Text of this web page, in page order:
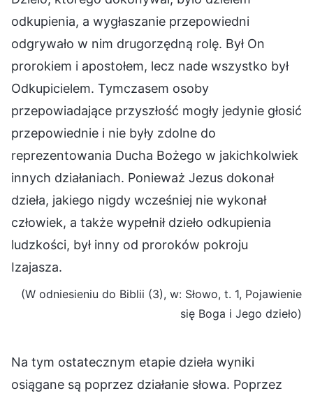
odkupienia, a wygłaszanie przepowiedni
odgrywało w nim drugorzędną rolę. Był On
prorokiem i apostołem, lecz nade wszystko był
Odkupicielem. Tymczasem osoby
przepowiadające przyszłość mogły jedynie głosić
przepowiednie i nie były zdolne do
reprezentowania Ducha Bożego w jakichkolwiek
innych działaniach. Ponieważ Jezus dokonał
dzieła, jakiego nigdy wcześniej nie wykonał
człowiek, a także wypełnił dzieło odkupienia
ludzkości, był inny od proroków pokroju
Izajasza.
(W odniesieniu do Biblii (3), w: Słowo, t. 1, Pojawienie
się Boga i Jego dzieło)
Na tym ostatecznym etapie dzieła wyniki
osiągane są poprzez działanie słowa. Poprzez